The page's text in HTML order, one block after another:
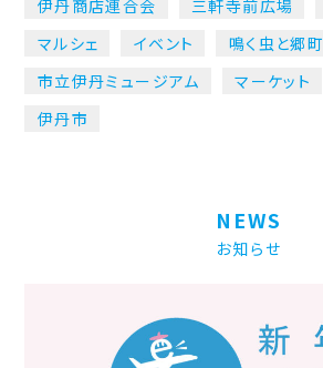
伊丹商店連合会 三軒寺前広場
マルシェ
イベント
鳴く虫と郷町
市立伊丹ミュージアム
マーケット
伊丹市
NEWS
お知らせ